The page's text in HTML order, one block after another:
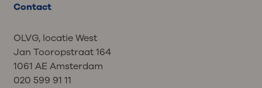
Contact
OLVG, locatie West
Jan Tooropstraat 164
1061 AE Amsterdam
020 599 91 11